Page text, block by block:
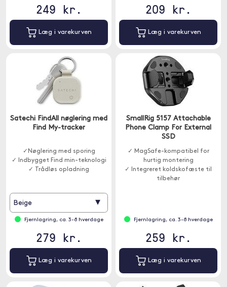
249 kr.
Læg i varekurven
209 kr.
Læg i varekurven
Satechi FindAll nøglering med
Find My-tracker
✓Nøglering med sporing
✓ Indbygget Find min-teknologi
✓ Trådløs opladning
Beige ▾
Fjernlagring, ca. 3-8 hverdage
279 kr.
Læg i varekurven
SmallRig 5157 Attachable
Phone Clamp For External
SSD
✓ MagSafe-kompatibel for
hurtig montering
✓ Integreret koldskofæste til
tilbehør
Fjernlagring, ca. 3-8 hverdage
259 kr.
Læg i varekurven